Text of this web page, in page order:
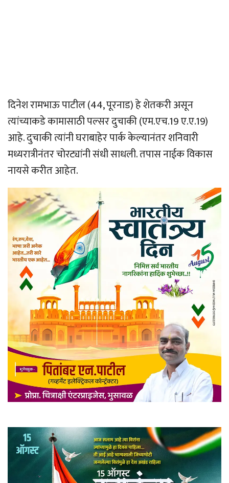
दिनेश रामभाऊ पाटील (44, पूरनाड) हे शेतकरी असून
त्यांच्याकडे कामासाठी पल्सर दुचाकी (एम.एच.19 ए.ए.19)
आहे. दुचाकी त्यांनी घराबाहेर पार्क केल्यानंतर शनिवारी
मध्यरात्रीनंतर चोरट्यांनी संधी साधली. तपास नाईक विकास
नायसे करीत आहेत.